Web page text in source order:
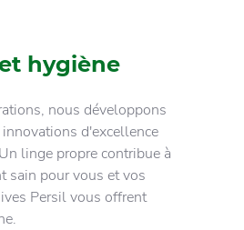
hygiène
nous développons
d'excellence
linge propre contribue à
sain pour vous et vos
Persil vous offrent